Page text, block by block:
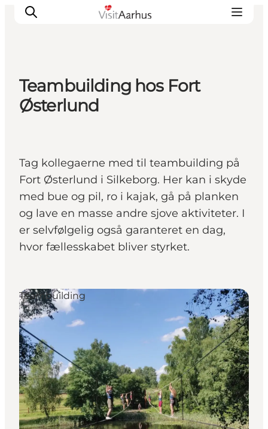
Oplevelser
Transport
Teambuilding hos Fort
Østerlund
Tag kollegaerne med til teambuilding på
Fort Østerlund i Silkeborg. Her kan i skyde
med bue og pil, ro i kajak, gå på planken
og lave en masse andre sjove aktiviteter. I
er selvfølgelig også garanteret en dag,
hvor fællesskabet bliver styrket.
Teambuilding